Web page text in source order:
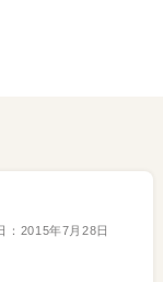
： 2015年7月28日